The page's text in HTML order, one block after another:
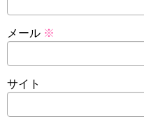
メール ※
サイト